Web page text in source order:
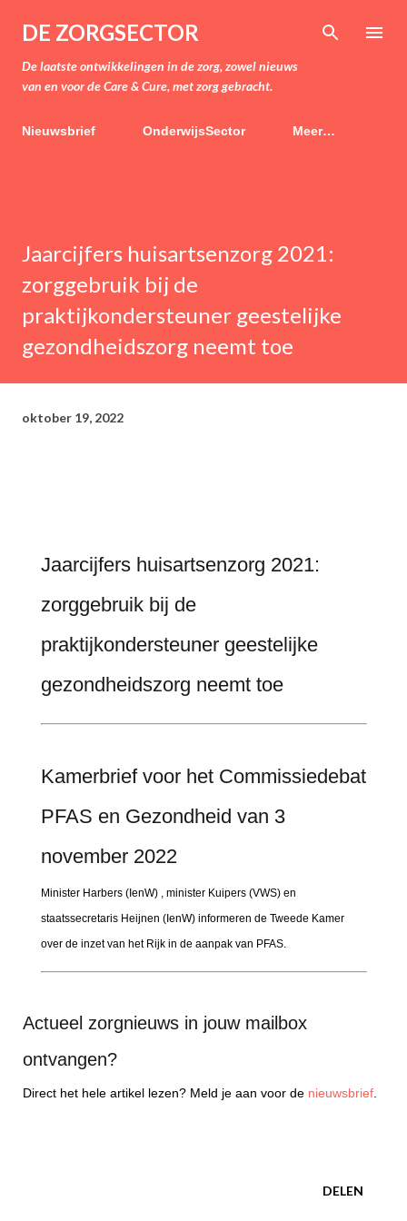
Doorgaan naar hoofdcontent
DE ZORGSECTOR
De laatste ontwikkelingen in de zorg, zowel nieuws
van en voor de Care & Cure, met zorg gebracht.
Nieuwsbrief OnderwijsSector Meer…
Jaarcijfers huisartsenzorg 2021:
zorggebruik bij de
praktijkondersteuner geestelijke
gezondheidszorg neemt toe
oktober 19, 2022
Jaarcijfers huisartsenzorg 2021:
zorggebruik bij de
praktijkondersteuner geestelijke
gezondheidszorg neemt toe
Kamerbrief voor het Commissiedebat
PFAS en Gezondheid van 3
november 2022
Minister Harbers (IenW) , minister Kuipers (VWS) en
staatssecretaris Heijnen (IenW) informeren de Tweede Kamer
over de inzet van het Rijk in de aanpak van PFAS.
Actueel zorgnieuws in jouw mailbox
ontvangen?
Direct het hele artikel lezen? Meld je aan voor de nieuwsbrief
DELEN